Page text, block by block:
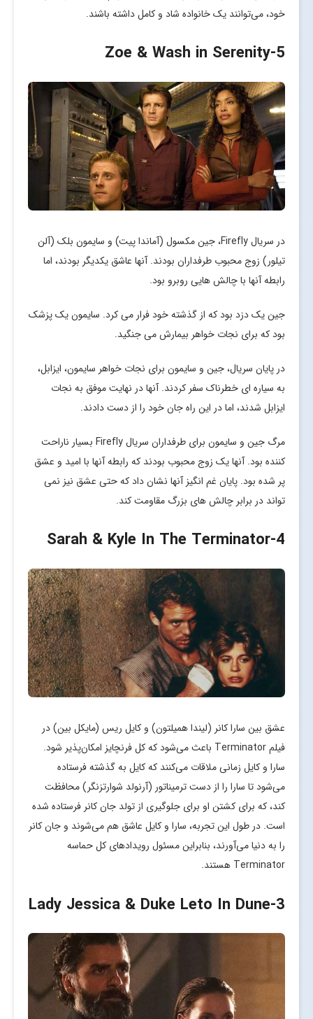
خود، می‌توانند یک خانواده شاد و کامل داشته باشند.
5
-Zoe & Wash in Serenity
در سریال Firefly، جین مکسول (آماندا پیت) و سایمون بلک (آلن
تیلور) زوج محبوب طرفداران بودند. آنها عاشق یکدیگر بودند، اما
رابطه آنها با چالش هایی روبرو بود.
جین یک دزد بود که از گذشته خود فرار می کرد. سایمون یک پزشک
بود که برای نجات خواهر بیمارش می جنگید.
در پایان سریال، جین و سایمون برای نجات خواهر سایمون، ایزابل،
به سیاره ای خطرناک سفر کردند. آنها در نهایت موفق به نجات
ایزابل شدند، اما در این راه جان خود را از دست دادند.
مرگ جین و سایمون برای طرفداران سریال Firefly بسیار ناراحت
کننده بود. آنها یک زوج محبوب بودند که رابطه آنها با امید و عشق
پر شده بود. پایان غم انگیز آنها نشان داد که حتی عشق نیز نمی
تواند در برابر چالش های بزرگ مقاومت کند.
4
-Sarah & Kyle In The Terminator
عشق بین سارا کانر (لیندا همیلتون) و کایل ریس (مایکل بین) در
فیلم Terminator باعث می‌شود که کل فرنچایز امکان‌پذیر شود.
سارا و کایل زمانی ملاقات می‌کنند که کایل به گذشته فرستاده
می‌شود تا سارا را از دست ترمیناتور (آرنولد شوارتزنگر) محافظت
کند، که برای کشتن او برای جلوگیری از تولد جان کانر فرستاده شده
است. در طول این تجربه، سارا و کایل عاشق هم می‌شوند و جان کانر
را به دنیا می‌آورند، بنابراین مسئول رویدادهای کل حماسه
Terminator هستند.
3
-Lady Jessica & Duke Leto In Dune